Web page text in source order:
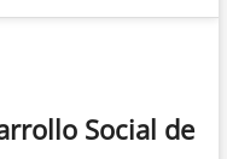
o
d
e
Social de